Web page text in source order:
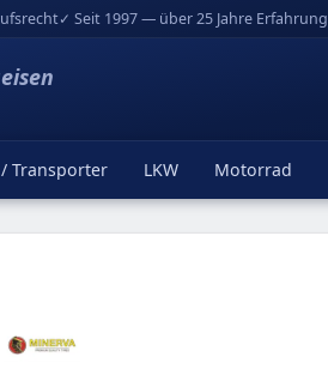
✓ Seit 1997 — über 25 Jahre Erfahrung
Transporter LKW Motorrad